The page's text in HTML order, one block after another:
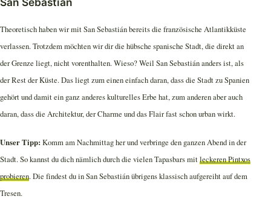
Theoretisch haben wir mit San Sebastián bereits die französische Atlantikküste
verlassen. Trotzdem möchten wir dir die hübsche spanische Stadt, die direkt an
der Grenze liegt, nicht vorenthalten. Wieso? Weil San Sebastián anders ist, als
der Rest der Küste. Das liegt zum einen einfach daran, dass die Stadt zu Spanien
gehört und damit ein ganz anderes kulturelles Erbe hat, zum anderen aber auch
daran, dass die Architektur, der Charme und das Flair fast schon urban wirkt.
Unser Tipp: Komm am Nachmittag her und verbringe den ganzen Abend in der
Stadt. So kannst du dich nämlich durch die vielen Tapasbars mitleckeren Pintxos
probieren. Die findest du in San Sebastián übrigens klassisch aufgereiht auf dem
Tresen.